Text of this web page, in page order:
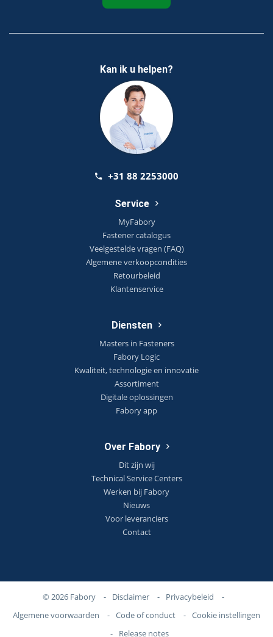
Kan ik u helpen?
+31 88 2253000
Service
MyFabory
Fastener catalogus
Veelgestelde vragen (FAQ)
Algemene verkoopcondities
Retourbeleid
Klantenservice
Diensten
Masters in Fasteners
Fabory Logic
Kwaliteit, technologie en innovatie
Assortiment
Digitale oplossingen
Fabory app
Over Fabory
Dit zijn wij
Technical Service Centers
Werken bij Fabory
Nieuws
Voor leveranciers
Contact
© 2026 Fabory - Disclaimer - Privacybeleid
-
Algemene voorwaarden
- Code of conduct - Cookie instellingen
-
Release notes